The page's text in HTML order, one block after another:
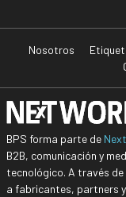
Nosotros
BPS forma parte de
B2B, comunicación y
tecnológico. A través
a fabricantes, partners